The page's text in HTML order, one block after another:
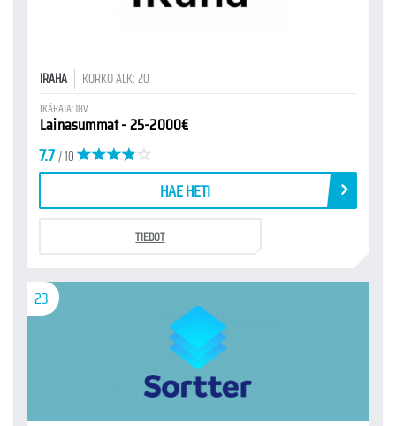
IRAHA KORKO ALK: 20
IKÄRAJA: 18V
Lainasummat - 25-2000€
7.7/ 10
HAE HETI
TIEDOT
23